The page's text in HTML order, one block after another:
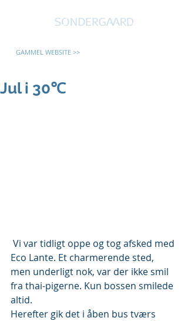
GAMMEL WEBSITE >>
Jul i 30℃
Eco Lante. Et charmerende sted,
men underligt nok, var der ikke smil
fra thai-pigerne. Kun bossen smilede
altid.
Herefter gik det i åben bus tværs